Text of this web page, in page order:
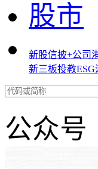
股市
新股信披+公司
新三板投教ESG
公众号